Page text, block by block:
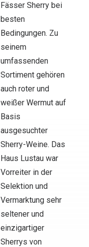
Fässer Sherry bei
besten
Bedingungen. Zu
seinem
umfassenden
Sortiment gehören
auch roter und
weißer Wermut auf
Basis
ausgesuchter
Sherry-Weine. Das
Haus Lustau war
Vorreiter in der
Selektion und
Vermarktung sehr
seltener und
einzigartiger
Sherrys von